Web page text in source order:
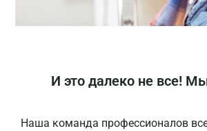
И это далеко не все!
Наша команда профессионалов